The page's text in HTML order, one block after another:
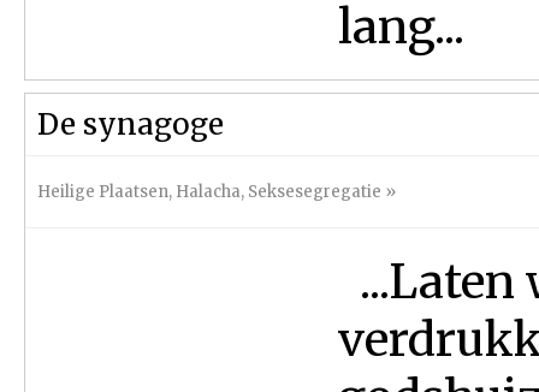
lang...
De synagoge
Heilige Plaatsen, Halacha, Seksesegregatie »
...Laten